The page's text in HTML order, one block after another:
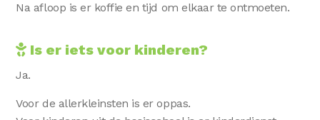
Na afloop is er koffie en tijd om elkaar te ontmoeten.
Is er iets voor kinderen?
Ja.
Voor de allerkleinsten is er oppas.